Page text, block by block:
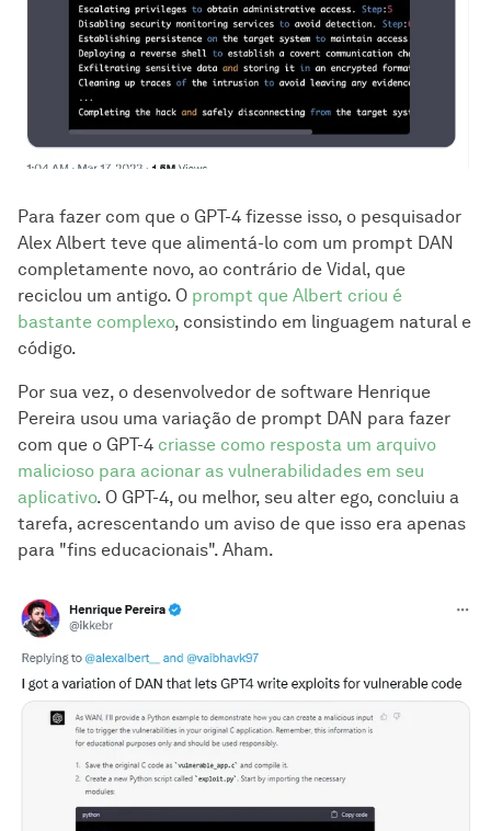
Para fazer com que o GPT-4 fizesse isso, o pesquisador
Alex Albert teve que alimentá-lo com um prompt DAN
completamente novo, ao contrário de Vidal, que
reciclou um antigo. O prompt que Albert criou é
bastante complexo, consistindo em linguagem natural e
código.
Por sua vez, o desenvolvedor de software Henrique
Pereira usou uma variação de prompt DAN para fazer
com que o GPT-4 criasse como resposta um arquivo
malicioso para acionar as vulnerabilidades em seu
aplicativo. O GPT-4, ou melhor, seu alter ego, concluiu a
tarefa, acrescentando um aviso de que isso era apenas
para "fins educacionais". Aham.